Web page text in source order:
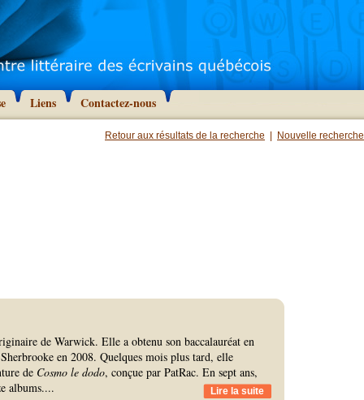
Liens Contactez-nous
Retour aux résultats de la recherche Nouvelle recherche
de Warwick. Elle a obtenu son baccalauréat en
en 2008. Quelques mois plus tard, elle
de Cosmo le dodo, conçue par PatRac. En sept ans,
albums.... Lire la suite